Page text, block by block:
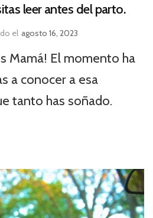
leer antes del parto.
el agosto 16, 2023
Mamá! El momento ha
a conocer a esa
tanto has soñado.